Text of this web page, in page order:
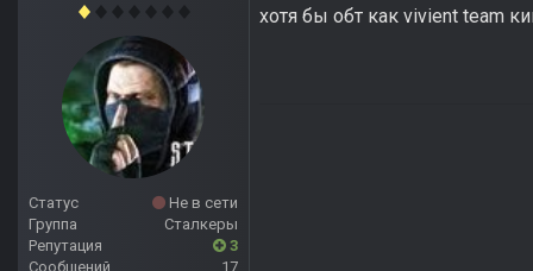
Статус
Не в сети
Группа
Сталкеры
Репутация
3
Сообщений
17
хотя бы обт как vivient team